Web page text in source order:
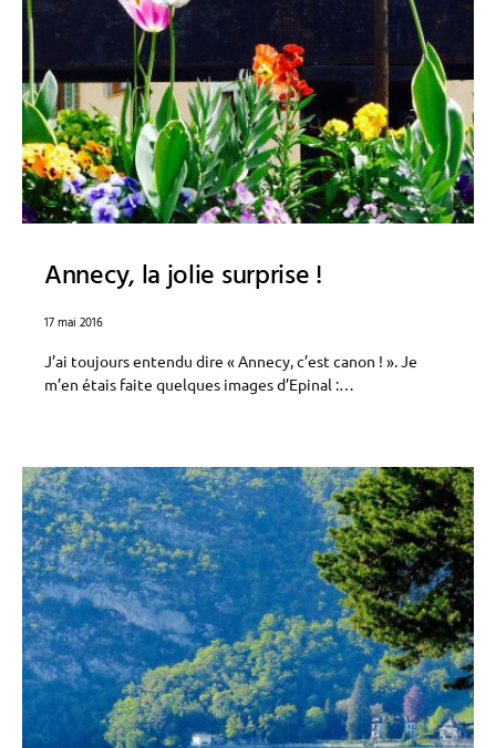
Annecy, la jolie surprise !
17 mai 2016
J’ai toujours entendu dire « Annecy, c’est canon ! ». Je
m’en étais faite quelques images d’Epinal :…